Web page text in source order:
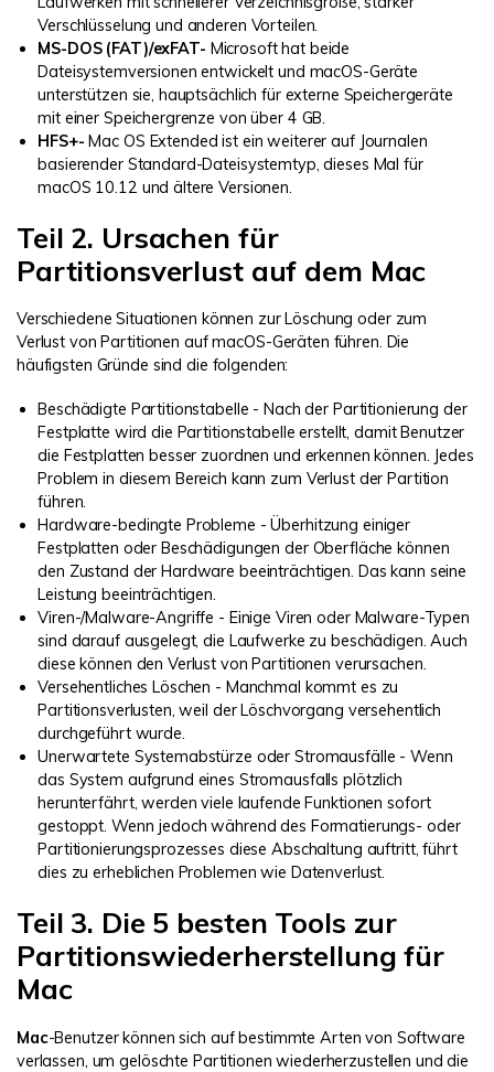
Verschlüsselung und anderen Vorteilen.
MS-DOS (FAT)/exFAT- Microsoft hat beide
Dateisystemversionen entwickelt und macOS-Geräte
unterstützen sie, hauptsächlich für externe Speichergeräte
mit einer Speichergrenze von über 4 GB.
HFS+- Mac OS Extended ist ein weiterer auf Journalen
basierender Standard-Dateisystemtyp, dieses Mal für
macOS 10.12 und ältere Versionen.
Teil 2. Ursachen für
Partitionsverlust auf dem Mac
Verschiedene Situationen können zur Löschung oder zum
Verlust von Partitionen auf macOS-Geräten führen. Die
häufigsten Gründe sind die folgenden:
Beschädigte Partitionstabelle - Nach der Partitionierung der
Festplatte wird die Partitionstabelle erstellt, damit Benutzer
die Festplatten besser zuordnen und erkennen können. Jedes
Problem in diesem Bereich kann zum Verlust der Partition
führen.
Hardware-bedingte Probleme - Überhitzung einiger
Festplatten oder Beschädigungen der Oberfläche können
den Zustand der Hardware beeinträchtigen. Das kann seine
Leistung beeinträchtigen.
Viren-/Malware-Angriffe - Einige Viren oder Malware-Typen
sind darauf ausgelegt, die Laufwerke zu beschädigen. Auch
diese können den Verlust von Partitionen verursachen.
Versehentliches Löschen - Manchmal kommt es zu
Partitionsverlusten, weil der Löschvorgang versehentlich
durchgeführt wurde.
Unerwartete Systemabstürze oder Stromausfälle - Wenn
das System aufgrund eines Stromausfalls plötzlich
herunterfährt, werden viele laufende Funktionen sofort
gestoppt. Wenn jedoch während des Formatierungs- oder
Partitionierungsprozesses diese Abschaltung auftritt, führt
dies zu erheblichen Problemen wie Datenverlust.
Teil 3. Die 5 besten Tools zur
Partitionswiederherstellung für
Mac
Mac-Benutzer können sich auf bestimmte Arten von Software
verlassen, um gelöschte Partitionen wiederherzustellen und die